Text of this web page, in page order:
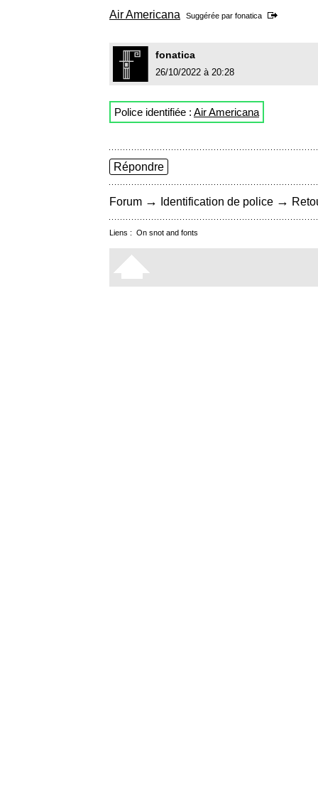
Air Americana Suggérée par fonatica
fonatica
26/10/2022 à 20:28
Police identifiée : Air Americana
Répondre
Forum → Identification de police →
Liens : On snot and fonts